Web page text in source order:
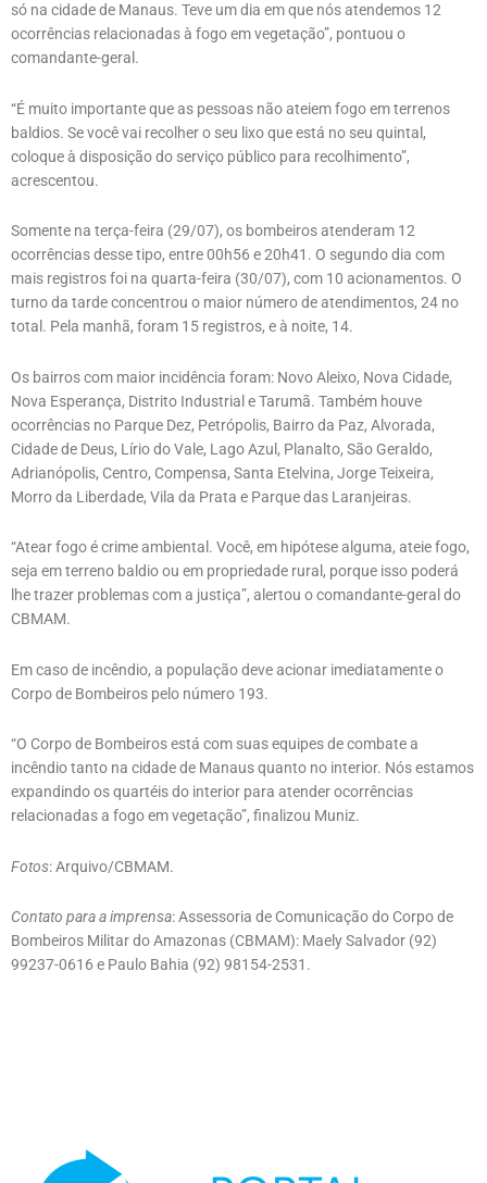
só na cidade de Manaus. Teve um dia em que nós atendemos 12
ocorrências relacionadas à fogo em vegetação”, pontuou o
comandante-geral.
“É muito importante que as pessoas não ateiem fogo em terrenos
baldios. Se você vai recolher o seu lixo que está no seu quintal,
coloque à disposição do serviço público para recolhimento”,
acrescentou.
Somente na terça-feira (29/07), os bombeiros atenderam 12
ocorrências desse tipo, entre 00h56 e 20h41. O segundo dia com
mais registros foi na quarta-feira (30/07), com 10 acionamentos. O
turno da tarde concentrou o maior número de atendimentos, 24 no
total. Pela manhã, foram 15 registros, e à noite, 14.
Os bairros com maior incidência foram: Novo Aleixo, Nova Cidade,
Nova Esperança, Distrito Industrial e Tarumã. Também houve
ocorrências no Parque Dez, Petrópolis, Bairro da Paz, Alvorada,
Cidade de Deus, Lírio do Vale, Lago Azul, Planalto, São Geraldo,
Adrianópolis, Centro, Compensa, Santa Etelvina, Jorge Teixeira,
Morro da Liberdade, Vila da Prata e Parque das Laranjeiras.
“Atear fogo é crime ambiental. Você, em hipótese alguma, ateie fogo,
seja em terreno baldio ou em propriedade rural, porque isso poderá
lhe trazer problemas com a justiça”, alertou o comandante-geral do
CBMAM.
Em caso de incêndio, a população deve acionar imediatamente o
Corpo de Bombeiros pelo número 193.
“O Corpo de Bombeiros está com suas equipes de combate a
incêndio tanto na cidade de Manaus quanto no interior. Nós estamos
expandindo os quartéis do interior para atender ocorrências
relacionadas a fogo em vegetação”, finalizou Muniz.
Fotos: Arquivo/CBMAM.
Contato para a imprensa: Assessoria de Comunicação do Corpo de
Bombeiros Militar do Amazonas (CBMAM): Maely Salvador (92)
99237-0616 e Paulo Bahia (92) 98154-2531.